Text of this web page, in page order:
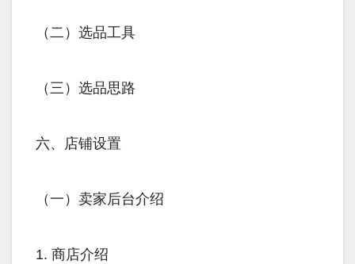
（二）选品工具
（三）选品思路
六、店铺设置
（一）卖家后台介绍
1. 商店介绍